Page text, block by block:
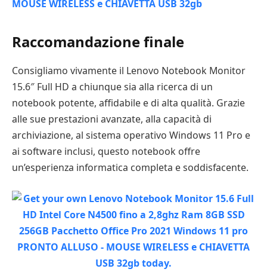
Raccomandazione finale
Consigliamo vivamente il Lenovo Notebook Monitor
15.6″ Full HD a chiunque sia alla ricerca di un
notebook potente, affidabile e di alta qualità. Grazie
alle sue prestazioni avanzate, alla capacità di
archiviazione, al sistema operativo Windows 11 Pro e
ai software inclusi, questo notebook offre
un’esperienza informatica completa e soddisfacente.